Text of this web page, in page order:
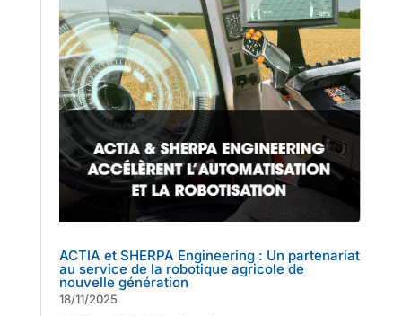
ACTIA et SHERPA Engineering : Un partenariat
au service de la robotique agricole de
nouvelle génération
18/11/2025